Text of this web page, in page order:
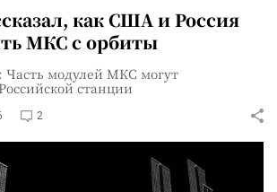
как США и Россия
МКС с орбиты
модулей МКС могут
станции
2